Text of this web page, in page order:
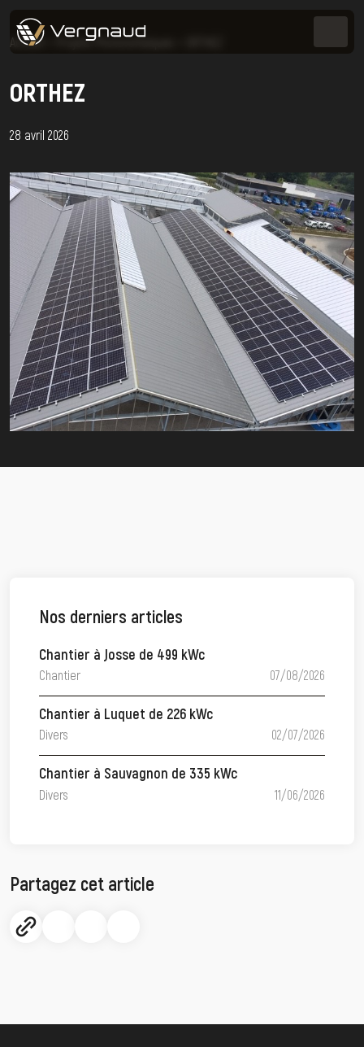
Accueil Projets Photovoltaïques
ORTHEZ
28 avril 2026
Nos derniers articles
Chantier à Josse de 499 kWc
Chantier 07/08/2026
Chantier à Luquet de 226 kWc
Divers 02/07/2026
Chantier à Sauvagnon de 335 kWc
Divers 11/06/2026
Partagez cet article